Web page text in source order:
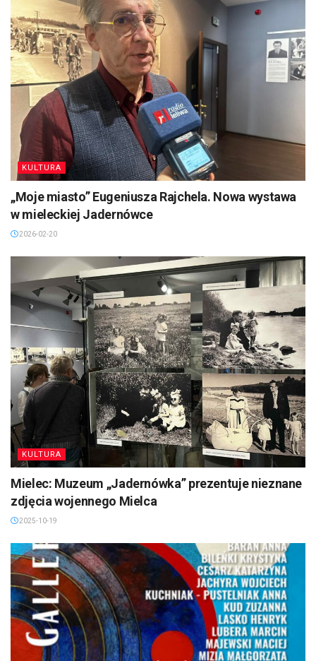
KULTURA
„Moje miasto” Eugeniusza Rajchela. Nowa wystawa
w mieleckiej Jadernówce
2026-02-20
KULTURA
Mielec: Muzeum „Jadernówka” prezentuje nieznane
zdjęcia wojennego Mielca
2025-10-19